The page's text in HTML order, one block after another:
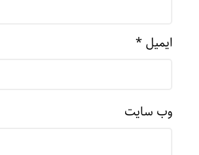
ایمیل *
وب‌ سایت